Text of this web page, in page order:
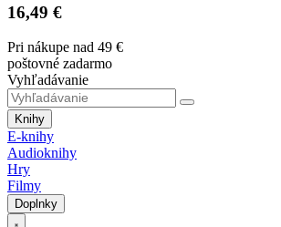
16,49 €
Pri nákupe nad 49 €
poštovné zadarmo
Vyhľadávanie
Knihy
E-knihy
Audioknihy
Hry
Filmy
Doplnky